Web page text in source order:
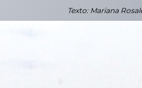
Texto: Mariana